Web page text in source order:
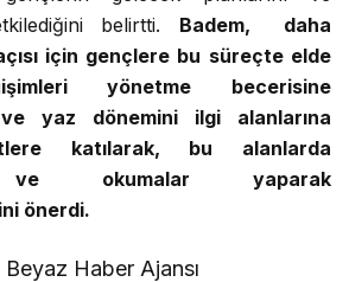
belirtti. Badem, daha
için gençlere bu süreçte elde
yönetme becerisine
ve yaz dönemini ilgi alanlarına
katılarak, bu alanlarda
ve okumalar yaparak
önerdi.
Haber Ajansı